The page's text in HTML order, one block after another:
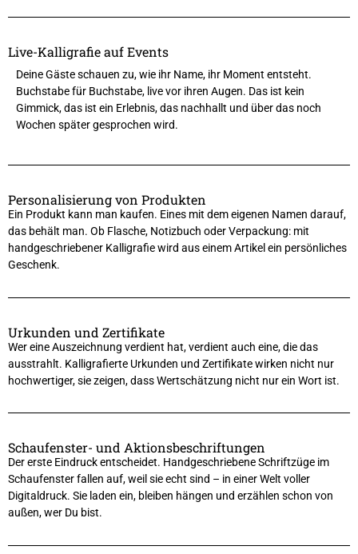
Live-Kalligrafie auf Events
Deine Gäste schauen zu, wie ihr Name, ihr Moment entsteht.
Buchstabe für Buchstabe, live vor ihren Augen. Das ist kein
Gimmick, das ist ein Erlebnis, das nachhallt und über das noch
Wochen später gesprochen wird.
Personalisierung von Produkten
Ein Produkt kann man kaufen. Eines mit dem eigenen Namen darauf,
das behält man. Ob Flasche, Notizbuch oder Verpackung: mit
handgeschriebener Kalligrafie wird aus einem Artikel ein persönliches
Geschenk.
Urkunden und Zertifikate
Wer eine Auszeichnung verdient hat, verdient auch eine, die das
ausstrahlt. Kalligrafierte Urkunden und Zertifikate wirken nicht nur
hochwertiger, sie zeigen, dass Wertschätzung nicht nur ein Wort ist.
Schaufenster- und Aktionsbeschriftungen
Der erste Eindruck entscheidet. Handgeschriebene Schriftzüge im
Schaufenster fallen auf, weil sie echt sind – in einer Welt voller
Digitaldruck. Sie laden ein, bleiben hängen und erzählen schon von
außen, wer Du bist.